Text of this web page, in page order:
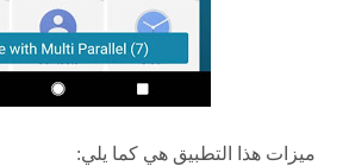
ميزات هذا التطبيق هي كما يلي: